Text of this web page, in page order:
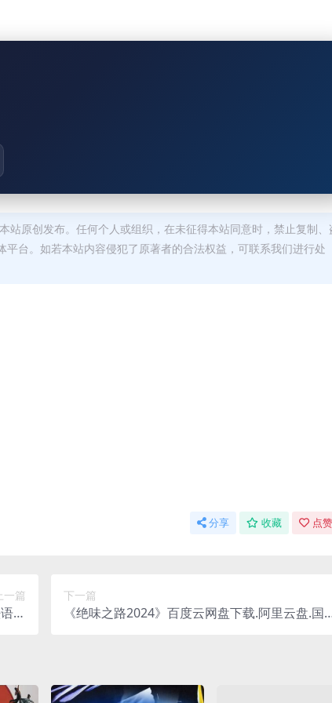
站原创发布。任何个人或组织，在未征得本站同意时，禁止复制、
台。如若本站内容侵犯了原著者的合法权益，可联系我们进行处
分享 收藏 点
一篇
中
下一篇
《绝味之路2024》百度云网盘下载.阿里云盘.国